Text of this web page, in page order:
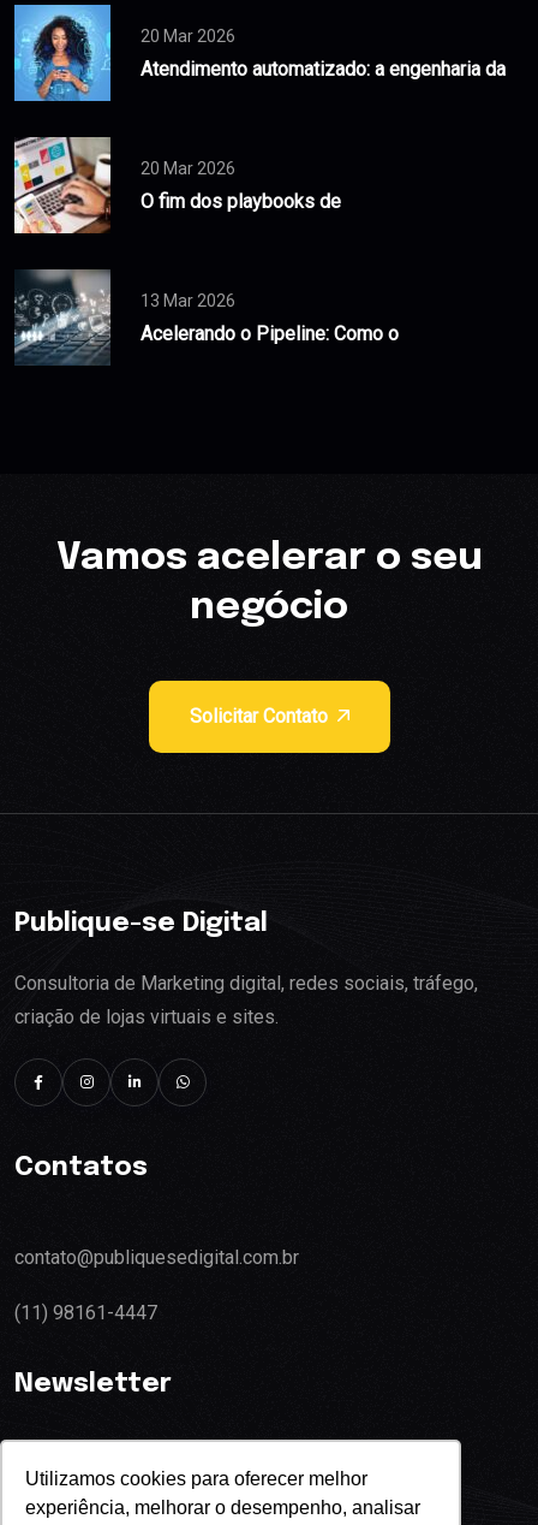
Utilizamos cookies para oferecer melhor
experiência, melhorar o desempenho, analisar
20 Mar 2026
Atendimento automatizado: a engenharia da
20 Mar 2026
O fim dos playbooks de
13 Mar 2026
Acelerando o Pipeline: Como o
Vamos acelerar o seu
negócio
Solicitar Contato
Publique-se Digital
Consultoria de Marketing digital, redes sociais, tráfego,
criação de lojas virtuais e sites.
Contatos
contato@publiquesedigital.com.br
(11) 98161-4447
Newsletter